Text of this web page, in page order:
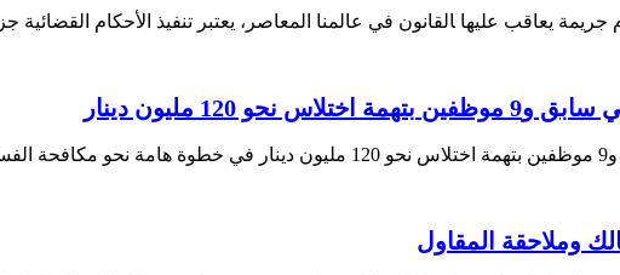
جريمة يعاقب عليها ‍القانون في عالمنا المعاصر، ​يعتبر تنفيذ الأحكام
120 مليون دينار
وملاحقة المقاول